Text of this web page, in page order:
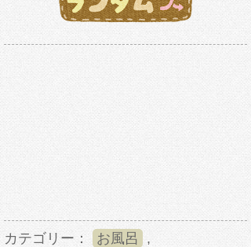
カテゴリー： お風呂 ,